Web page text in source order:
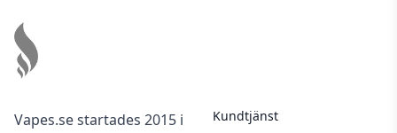
Vapes.se startades 2015 i
Kundtjänst